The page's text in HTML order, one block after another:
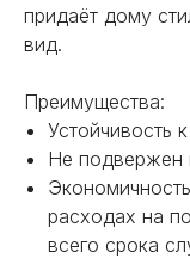
придаёт дому
вид.
Преимущества:
Устойчивость
Не подвержен
расходах на
всего срока